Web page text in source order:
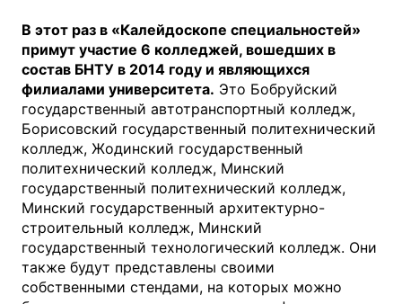
В этот раз в «Калейдоскопе специальностей»
примут участие 6 колледжей, вошедших в
состав БНТУ в 2014 году и являющихся
филиалами университета. Это Бобруйский
государственный автотранспортный колледж,
Борисовский государственный политехнический
колледж, Жодинский государственный
политехнический колледж, Минский
государственный политехнический колледж,
Минский государственный архитектурно-
строительный колледж, Минский
государственный технологический колледж. Они
также будут представлены своими
собственными стендами, на которых можно